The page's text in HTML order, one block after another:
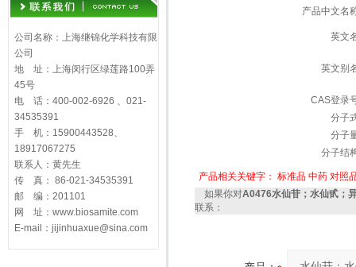
公司名称：上海继锦化学科技有限
公司
地 址：上海闵行区绿莲路100弄
45号
电 话：400-002-6926 、021-
34535391
手 机：15900443528、
18917067275
联系人：黄先生
传 真： 86-021-34535391
邮 编：201101
网 址：www.biosamite.com
E-mail：jijinhuaxue@sina.com
产品中文名
英文
英文别
CAS登录
分子
分子
分子结
产品相关关键字： 标准品 中药 对照
如果你对A0476水仙苷；水仙甙；
联系：